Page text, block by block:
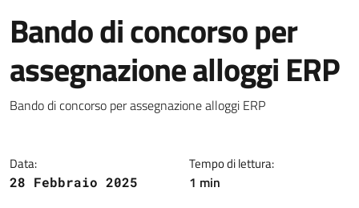
Bando di concorso per
assegnazione alloggi ERP
Dettagli della notizia
Bando di concorso per assegnazione alloggi ERP
Data:
28 Febbraio 2025
Tempo di lettura:
1 min